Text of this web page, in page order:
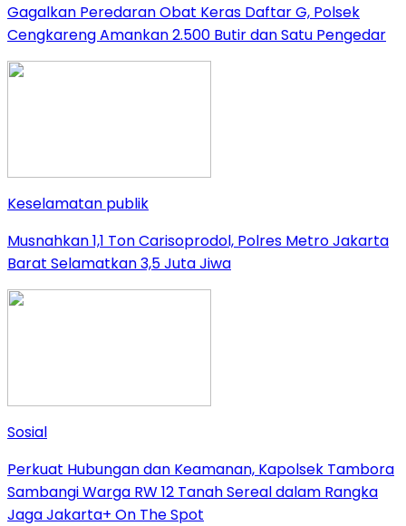
Gagalkan Peredaran Obat Keras Daftar G, Polsek
Cengkareng Amankan 2.500 Butir dan Satu Pengedar
Keselamatan publik
Musnahkan 1,1 Ton Carisoprodol, Polres Metro Jakarta
Barat Selamatkan 3,5 Juta Jiwa
Sosial
Perkuat Hubungan dan Keamanan, Kapolsek Tambora
Sambangi Warga RW 12 Tanah Sereal dalam Rangka
Jaga Jakarta+ On The Spot